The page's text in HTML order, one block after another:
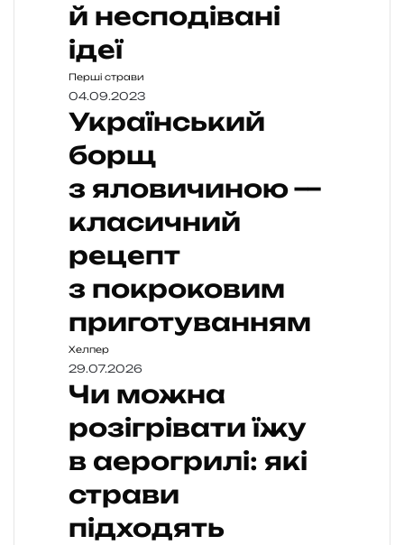
й несподівані
ідеї
Перші страви
04.09.2023
Український
борщ
з яловичиною —
класичний
рецепт
з покроковим
приготуванням
Хелпер
29.07.2026
Чи можна
розігрівати їжу
в аерогрилі: які
страви
підходять